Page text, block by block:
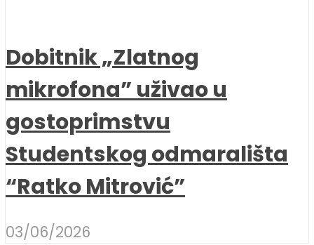
Dobitnik „Zlatnog
mikrofona” uživao u
gostoprimstvu
Studentskog odmarališta
“Ratko Mitrović”
03/06/2026